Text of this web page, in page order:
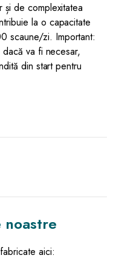
de complexitatea
la o capacitate
scaune/zi. Important:
va fi necesar,
din start pentru
noastre
aici: